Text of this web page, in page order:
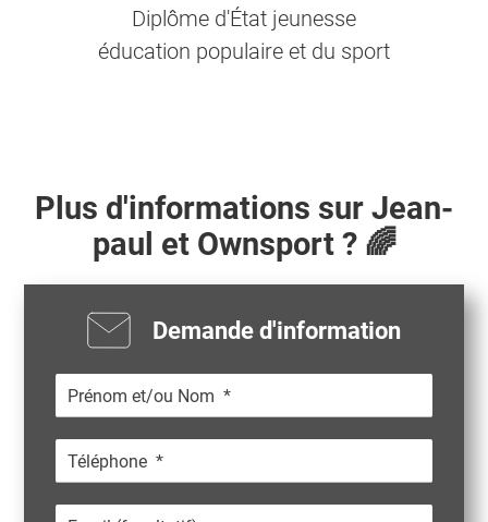
Diplôme d'État jeunesse
éducation populaire et du sport
Plus d'informations sur Jean-
paul et Ownsport ? 🌈
Demande d'information